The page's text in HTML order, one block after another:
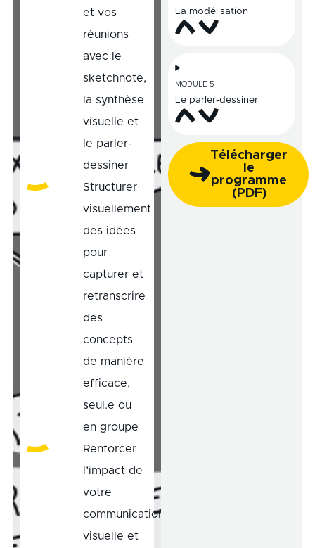
et vos
réunions
avec le
sketchnote,
la synthèse
visuelle et
le parler-
dessiner
Structurer
visuellement
des idées
pour
capturer et
retranscrire
des
concepts
de manière
efficace,
seul.e ou
en groupe
Renforcer
l’impact de
votre
communication
visuelle et
La modélisation
MODULE 5
Le parler-dessiner
Télécharger
le
programme
(PDF)